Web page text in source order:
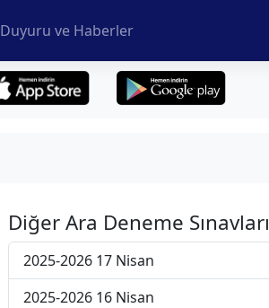
Duyuru ve Haberler
Diğer Ara Deneme Sınavları
2025-2026 17 Nisan
2025-2026 16 Nisan